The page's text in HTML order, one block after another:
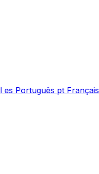
es Português pt Français